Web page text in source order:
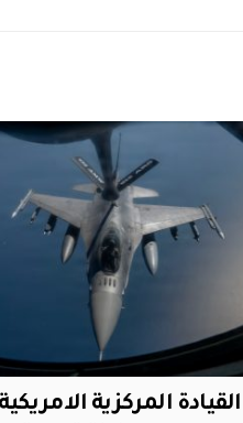
القيادة المركزية